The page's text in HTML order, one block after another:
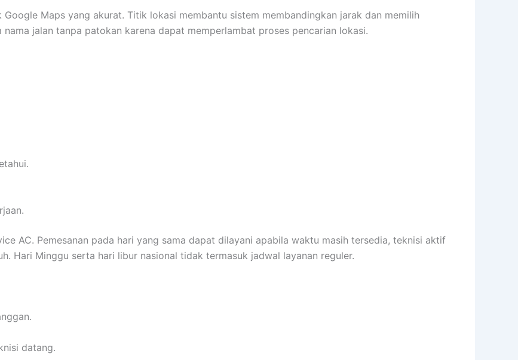
Maps yang akurat. Titik lokasi membantu sistem membandingkan jarak dan memilih
jalan tanpa patokan karena dapat memperlambat proses pencarian lokasi.
AC. Pemesanan pada hari yang sama dapat dilayani apabila waktu masih tersedia, teknisi aktif
Hari Minggu serta hari libur nasional tidak termasuk jadwal layanan reguler.
datang.